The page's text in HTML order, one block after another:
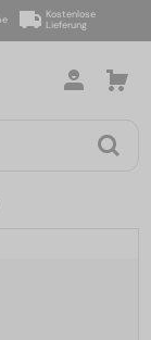
Kostenlose
Lieferung